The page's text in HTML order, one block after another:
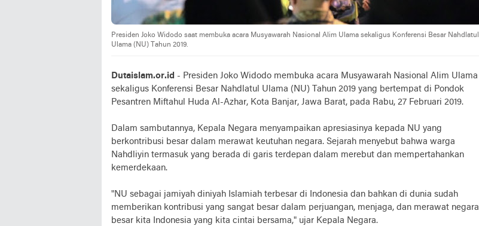
Presiden Joko Widodo saat membuka acara Musyawarah Nasional Alim Ulama sekaligus Konferensi Besar Nahdlatul
Ulama (NU) Tahun 2019.
Dutaislam.or.id - Presiden Joko Widodo membuka acara Musyawarah Nasional Alim Ulama
sekaligus Konferensi Besar Nahdlatul Ulama (NU) Tahun 2019 yang bertempat di Pondok
Pesantren Miftahul Huda Al-Azhar, Kota Banjar, Jawa Barat, pada Rabu, 27 Februari 2019.
Dalam sambutannya, Kepala Negara menyampaikan apresiasinya kepada NU yang
berkontribusi besar dalam merawat keutuhan negara. Sejarah menyebut bahwa warga
Nahdliyin termasuk yang berada di garis terdepan dalam merebut dan mempertahankan
kemerdekaan.
"NU sebagai jamiyah diniyah Islamiah terbesar di Indonesia dan bahkan di dunia sudah
memberikan kontribusi yang sangat besar dalam perjuangan, menjaga, dan merawat negara
besar kita Indonesia yang kita cintai bersama," ujar Kepala Negara.